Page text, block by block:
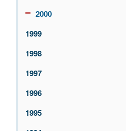
2000
1999
1998
1997
1996
1995